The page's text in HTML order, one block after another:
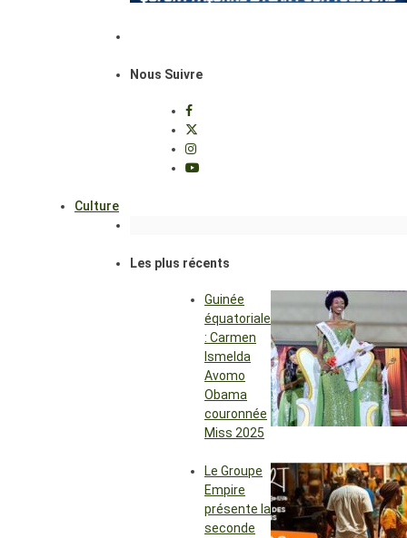
Nous Suivre
Culture
Les plus récents
Guinée
équatoriale
: Carmen
Ismelda
Avomo
Obama
couronnée
Miss 2025
Le Groupe
Empire
présente la
seconde